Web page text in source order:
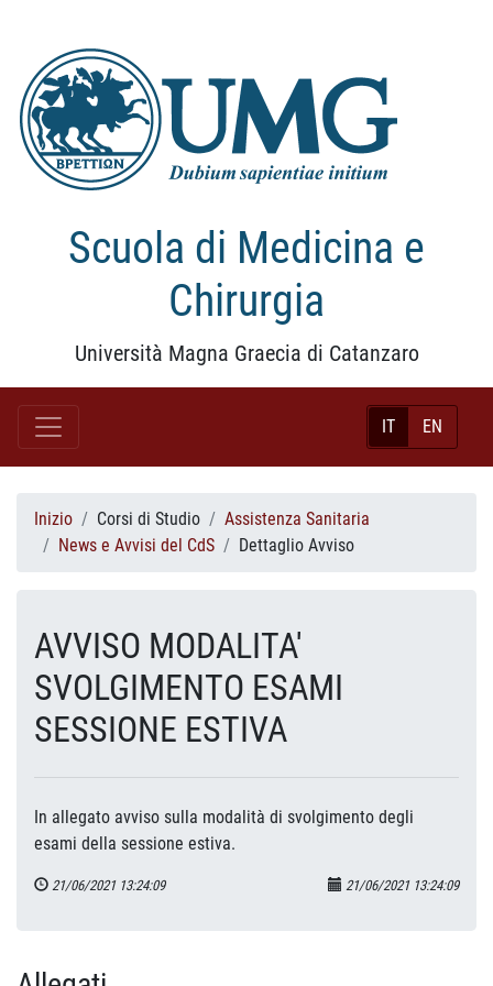
Scuola di Medicina e
Chirurgia
Università Magna Graecia di Catanzaro
IT EN
Inizio Corsi di Studio
Assistenza Sanitaria
News e Avvisi del CdS
Dettaglio Avviso
AVVISO MODALITA'
SVOLGIMENTO ESAMI
SESSIONE ESTIVA
In allegato avviso sulla modalità di svolgimento degli
esami della sessione estiva.
21/06/2021 13:24:09 21/06/2021 13:24:09